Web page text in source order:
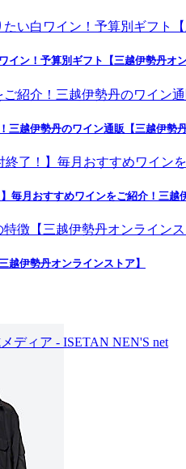
イン！予算別ギフト【三越伊勢丹オ
三越伊勢丹のワイン通販【三越伊勢
毎月おすすめワインをご紹介！三
越伊勢丹オンラインストア】